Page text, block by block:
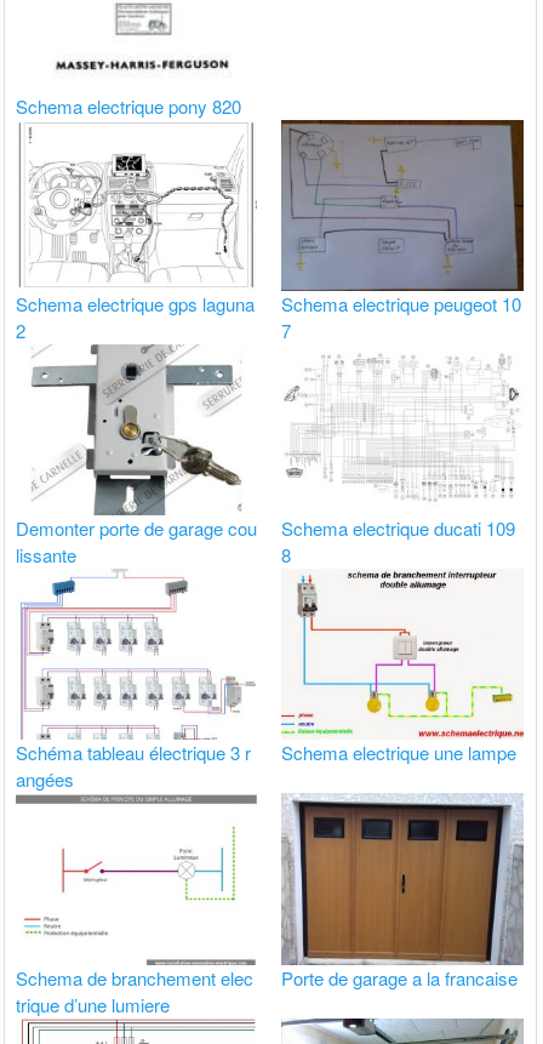
Schema electrique pony 820
Schema electrique gps laguna
2
Schema electrique peugeot 10
7
Demonter porte de garage cou
lissante
Schema electrique ducati 109
8
Schéma tableau électrique 3 r
angées
Schema electrique une lampe
Schema de branchement elec
trique d’une lumiere
Porte de garage a la francaise